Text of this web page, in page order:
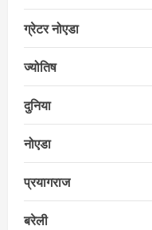
ग्रेटर नोएडा
ज्योतिष
दुनिया
नोएडा
प्रयागराज
बरेली